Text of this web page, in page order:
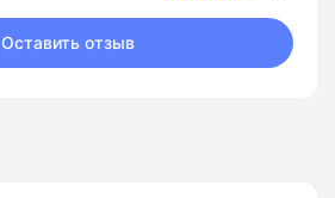
Оставить отзыв